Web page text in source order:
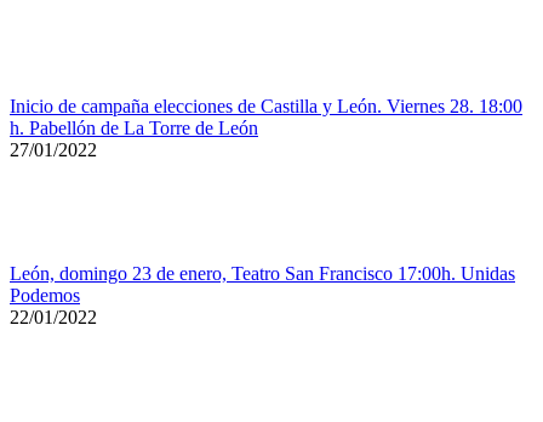
Inicio de campaña elecciones de Castilla y León. Viernes 28. 18:00
h. Pabellón de La Torre de León
27/01/2022
León, domingo 23 de enero, Teatro San Francisco 17:00h. Unidas
Podemos
22/01/2022